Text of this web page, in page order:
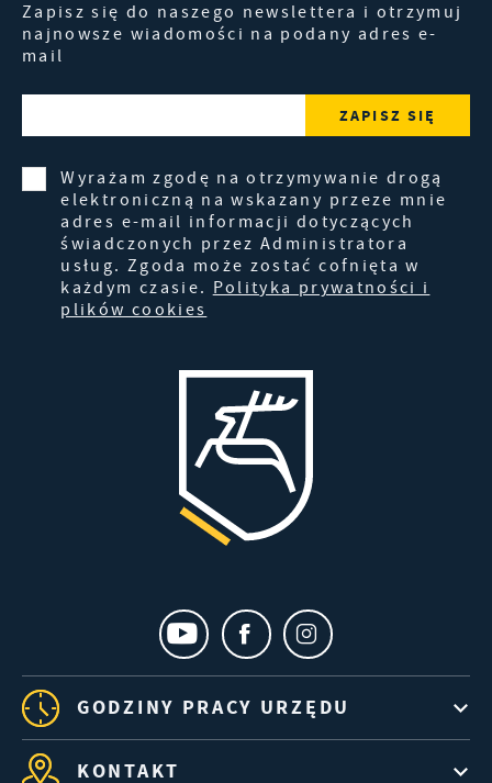
Zapisz się do naszego newslettera i otrzymuj
najnowsze wiadomości na podany adres e-
mail
Wyrażam zgodę na otrzymywanie drogą
elektroniczną na wskazany przeze mnie
adres e-mail informacji dotyczących
świadczonych przez Administratora
usług. Zgoda może zostać cofnięta w
każdym czasie. Polityka prywatności i
plików cookies
GODZINY PRACY URZĘDU
KONTAKT